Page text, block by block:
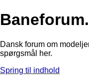
Dansk forum om
spørgsmål her.
Spring til indhold